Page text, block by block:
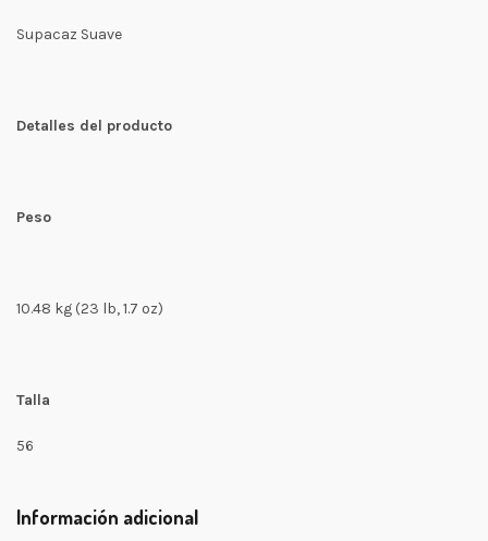
Supacaz Suave
Detalles del producto
Peso
10.48 kg (23 lb, 1.7 oz)
Talla
56
Información adicional